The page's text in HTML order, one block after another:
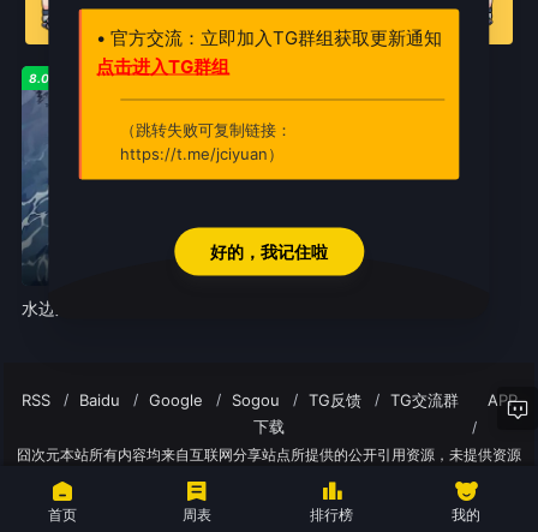
8.0
水边之夜
完结
7.0
首页 周表 排行榜 我的
RSS Baidu Google Sogou TG反馈 TG交流群
APP
下载
囧次元本站所有内容均来自互联网分享站点所提供的公开引用资源，未提供资源
• 官方交流：立即加入TG群组获取更新通知
点击进入TG群组
（跳转失败可复制链接：
https://t.me/jciyuan）
好的，我记住啦